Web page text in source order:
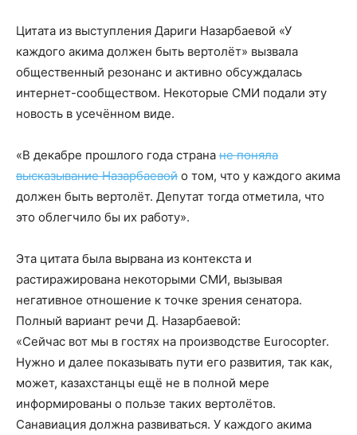
Цитата из выступления Дариги Назарбаевой «У
каждого акима должен быть вертолёт» вызвала
общественный резонанс и активно обсуждалась
интернет-сообществом. Некоторые СМИ подали эту
новость в усечённом виде.
«В декабре прошлого года страна не поняла
высказывание Назарбаевой о том, что у каждого акима
должен быть вертолёт. Депутат тогда отметила, что
это облегчило бы их работу».
Эта цитата была вырвана из контекста и
растиражирована некоторыми СМИ, вызывая
негативное отношение к точке зрения сенатора.
Полный вариант речи Д. Назарбаевой:
«Сейчас вот мы в гостях на производстве Eurocopter.
Нужно и далее показывать пути его развития, так как,
может, казахстанцы ещё не в полной мере
информированы о пользе таких вертолётов.
Санавиация должна развиваться. У каждого акима